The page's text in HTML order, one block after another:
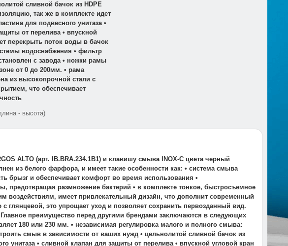
сливной бачок из HDPE
так же в комплекте идет
для подвесного унитаза •
от перелива • впускной
перекрыть поток воды в бачок
водоснабжения • фильтр
с завода • ножки рамы
от 0 до 200мм. • рама
из высокопрочной стали с
что обеспечивает
- высота)
ALTO (арт. IB.BRA.234.1B1) и клавишу смыва INOX-C цвета черный
из белого фарфора, и имеет такие особенности как: • система смыва
брызг и обеспечивает комфорт во время использования •
предотвращая размножение бактерий • в комплекте тонкое, быстросъемное
воздействиям, имеет привлекательный дизайн, что дополнит современный
глянцевой, это упрощает уход и позволяет сохранить первозданный вид.
преимущество перед другими брендами заключаются в следующих
180 или 230 мм. • независимая регулировка малого и полного смыва:
смыв в зависимости от ваших нужд • цельнолитой сливной бачок из
унитаза • сливной клапан для защиты от перелива • впускной угловой кран